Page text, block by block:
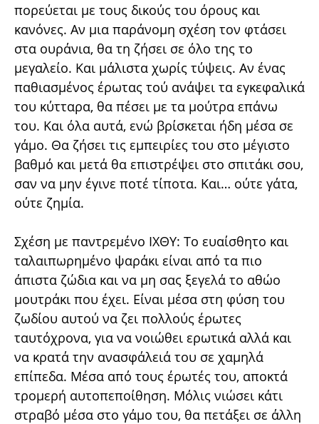
πορεύεται με τους δικούς του όρους και
κανόνες. Αν μια παράνομη σχέση τον φτάσει
στα ουράνια, θα τη ζήσει σε όλο της το
μεγαλείο. Και μάλιστα χωρίς τύψεις. Αν ένας
παθιασμένος έρωτας τού ανάψει τα εγκεφαλικά
του κύτταρα, θα πέσει με τα μούτρα επάνω
του. Και όλα αυτά, ενώ βρίσκεται ήδη μέσα σε
γάμο. Θα ζήσει τις εμπειρίες του στο μέγιστο
βαθμό και μετά θα επιστρέψει στο σπιτάκι σου,
σαν να μην έγινε ποτέ τίποτα. Και… ούτε γάτα,
ούτε ζημία.
Σχέση με παντρεμένο ΙΧΘΥ: Το ευαίσθητο και
ταλαιπωρημένο ψαράκι είναι από τα πιο
άπιστα ζώδια και να μη σας ξεγελά το αθώο
μουτράκι που έχει. Είναι μέσα στη φύση του
ζωδίου αυτού να ζει πολλούς έρωτες
ταυτόχρονα, για να νοιώθει ερωτικά αλλά και
να κρατά την ανασφάλειά του σε χαμηλά
επίπεδα. Μέσα από τους έρωτές του, αποκτά
τρομερή αυτοπεποίθηση. Μόλις νιώσει κάτι
στραβό μέσα στο γάμο του, θα πετάξει σε άλλη